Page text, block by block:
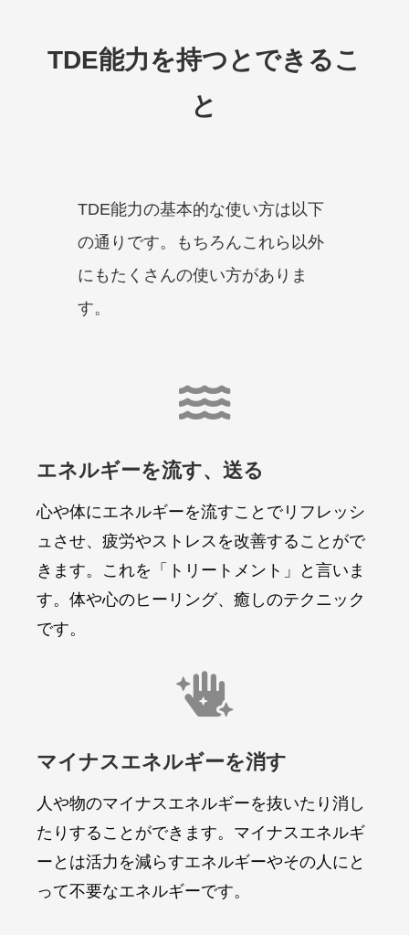
TDE能力を持つとできるこ
と
TDE能力の基本的な使い方は以下
の通りです。もちろんこれら以外
にもたくさんの使い方がありま
す。

エネルギーを流す、送る
心や体にエネルギーを流すことでリフレッシ
ュさせ、疲労やストレスを改善することがで
きます。これを「トリートメント」と言いま
す。体や心のヒーリング、癒しのテクニック
です。

マイナスエネルギーを消す
人や物のマイナスエネルギーを抜いたり消し
たりすることができます。マイナスエネルギ
ーとは活力を減らすエネルギーやその人にと
って不要なエネルギーです。